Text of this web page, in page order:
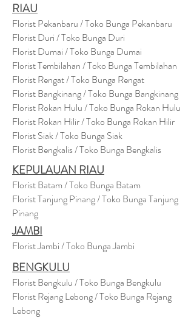
RIAU
Florist Pekanbaru / Toko Bunga Pekanbaru
Florist Duri / Toko Bunga Duri
Florist Dumai / Toko Bunga Dumai
Florist Tembilahan / Toko Bunga Tembilahan
Florist Rengat / Toko Bunga Rengat
Florist Bangkinang / Toko Bunga Bangkinang
Florist Rokan Hulu / Toko Bunga Rokan Hulu
Florist Rokan Hilir / Toko Bunga Rokan Hilir
Florist Siak / Toko Bunga Siak
Florist Bengkalis / Toko Bunga Bengkalis
KEPULAUAN RIAU
Florist Batam / Toko Bunga Batam
Florist Tanjung Pinang / Toko Bunga Tanjung
Pinang
JAMBI
Florist Jambi / Toko Bunga Jambi
BENGKULU
Florist Bengkulu / Toko Bunga Bengkulu
Florist Rejang Lebong / Toko Bunga Rejang
Lebong